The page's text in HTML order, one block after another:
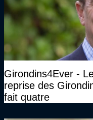
Girondins4Ever -
reprise des
fait quatre